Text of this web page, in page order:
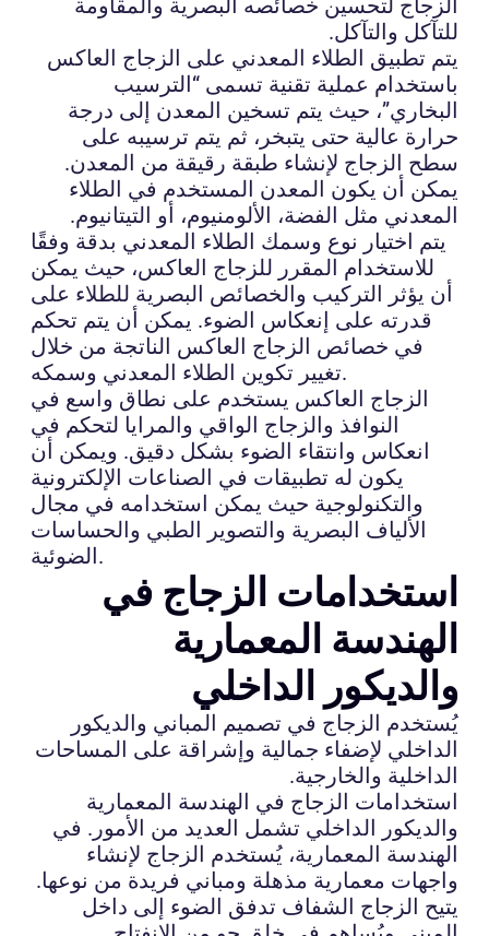
الزجاج لتحسين خصائصه البصرية والمقاومة
للتآكل والتآكل.
يتم تطبيق الطلاء المعدني على الزجاج العاكس
باستخدام عملية تقنية تسمى “الترسيب
البخاري”، حيث يتم تسخين المعدن إلى درجة
حرارة عالية حتى يتبخر، ثم يتم ترسيبه على
سطح الزجاج لإنشاء طبقة رقيقة من المعدن.
يمكن أن يكون المعدن المستخدم في الطلاء
المعدني مثل الفضة، الألومنيوم، أو التيتانيوم.
يتم اختيار نوع وسمك الطلاء المعدني بدقة وفقًا
للاستخدام المقرر للزجاج العاكس، حيث يمكن
أن يؤثر التركيب والخصائص البصرية للطلاء على
قدرته على إنعكاس الضوء. يمكن أن يتم تحكم
في خصائص الزجاج العاكس الناتجة من خلال
تغيير تكوين الطلاء المعدني وسمكه.
الزجاج العاكس يستخدم على نطاق واسع في
النوافذ والزجاج الواقي والمرايا لتحكم في
انعكاس وانتقاء الضوء بشكل دقيق. ويمكن أن
يكون له تطبيقات في الصناعات الإلكترونية
والتكنولوجية حيث يمكن استخدامه في مجال
الألياف البصرية والتصوير الطبي والحساسات
الضوئية.
استخدامات الزجاج في
الهندسة المعمارية
والديكور الداخلي
يُستخدم الزجاج في تصميم المباني والديكور
الداخلي لإضفاء جمالية وإشراقة على المساحات
الداخلية والخارجية.
استخدامات الزجاج في الهندسة المعمارية
والديكور الداخلي تشمل العديد من الأمور. في
الهندسة المعمارية، يُستخدم الزجاج لإنشاء
واجهات معمارية مذهلة ومباني فريدة من نوعها.
يتيح الزجاج الشفاف تدفق الضوء إلى داخل